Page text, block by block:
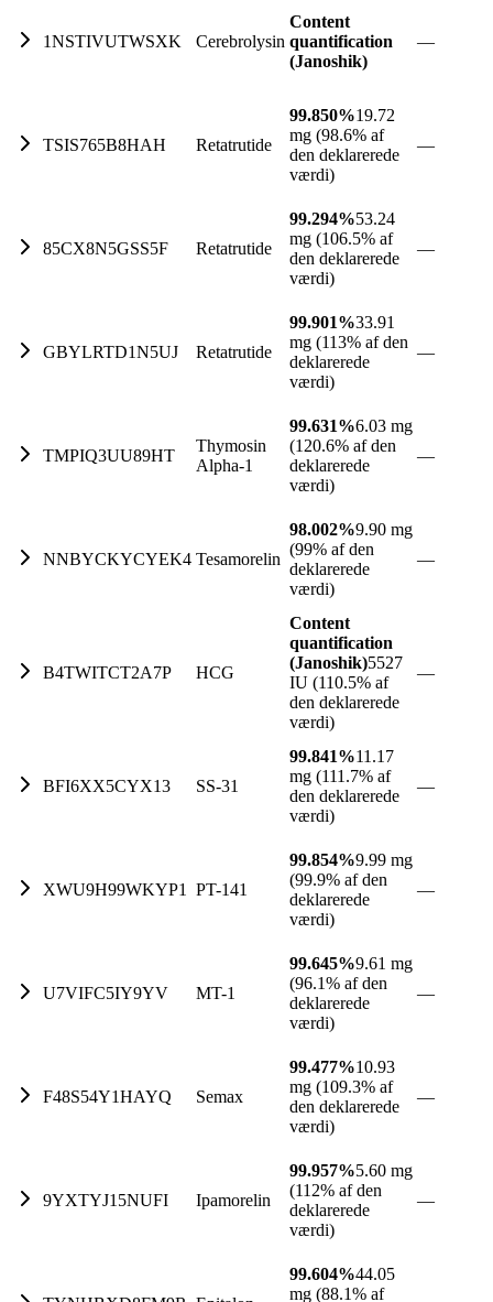
1NSTIVUTWSXK Cerebrolysin
Content
quantification
(Janoshik)
—
TSIS765B8HAH Retatrutide
99.850%19.72
mg (98.6% af
den deklarerede
værdi)
—
85CX8N5GSS5F Retatrutide
99.294%53.24
mg (106.5% af
den deklarerede
værdi)
—
GBYLRTD1N5UJ Retatrutide
99.901%33.91
mg (113% af den
deklarerede
værdi)
—
TMPIQ3UU89HT
Thymosin
Alpha-1
99.631%6.03 mg
(120.6% af den
deklarerede
værdi)
—
NNBYCKYCYEK4 Tesamorelin
98.002%9.90 mg
(99% af den
deklarerede
værdi)
—
B4TWITCT2A7P HCG
Content
quantification
(Janoshik)5527
IU (110.5% af
den deklarerede
værdi)
—
BFI6XX5CYX13 SS-31
99.841%11.17
mg (111.7% af
den deklarerede
værdi)
—
XWU9H99WKYP1 PT-141
99.854%9.99 mg
(99.9% af den
deklarerede
værdi)
—
U7VIFC5IY9YV MT-1
99.645%9.61 mg
(96.1% af den
deklarerede
værdi)
—
F48S54Y1HAYQ Semax
99.477%10.93
mg (109.3% af
den deklarerede
værdi)
—
9YXTYJ15NUFI Ipamorelin
99.957%5.60 mg
(112% af den
deklarerede
værdi)
—
99.604%44.05
mg (88.1% af